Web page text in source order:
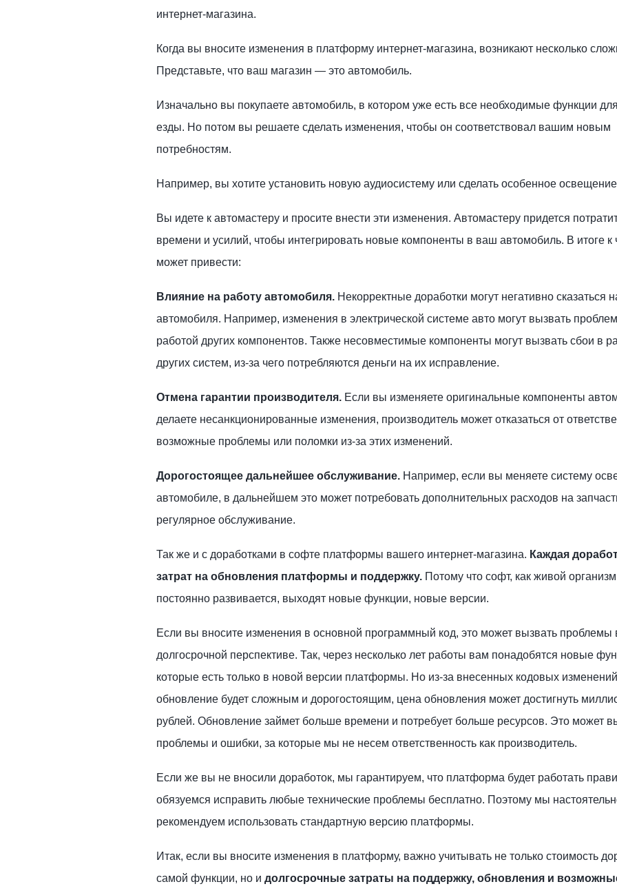
интернет-магазина.
Когда вы вносите изменения в платформу интернет-магазина, возникают несколько
Представьте, что ваш магазин — это автомобиль.
Изначально вы покупаете автомобиль, в котором уже есть все необходимые функции
езды. Но потом вы решаете сделать изменения, чтобы он соответствовал вашим новым
потребностям.
Например, вы хотите установить новую аудиосистему или сделать особенное
Вы идете к автомастеру и просите внести эти изменения. Автомастеру придется
времени и усилий, чтобы интегрировать новые компоненты в ваш автомобиль. В итоге к
может привести:
Влияние на работу автомобиля. Некорректные доработки могут негативно сказаться
автомобиля. Например, изменения в электрической системе авто могут вызвать
работой других компонентов. Также несовместимые компоненты могут вызвать сбои в
других систем, из-за чего потребляются деньги на их исправление.
Отмена гарантии производителя. Если вы изменяете оригинальные компоненты
делаете несанкционированные изменения, производитель может отказаться от
возможные проблемы или поломки из-за этих изменений.
Дорогостоящее дальнейшее обслуживание. Например, если вы меняете систему
автомобиле, в дальнейшем это может потребовать дополнительных расходов на
регулярное обслуживание.
Так же и с доработками в софте платформы вашего интернет-магазина. Каждая
затрат на обновления платформы и поддержку. Потому что софт, как живой
постоянно развивается, выходят новые функции, новые версии.
Если вы вносите изменения в основной программный код, это может вызвать проблемы
долгосрочной перспективе. Так, через несколько лет работы вам понадобятся новые
которые есть только в новой версии платформы. Но из-за внесенных кодовых
обновление будет сложным и дорогостоящим, цена обновления может достигнуть
рублей. Обновление займет больше времени и потребует больше ресурсов. Это может
проблемы и ошибки, за которые мы не несем ответственность как производитель.
Если же вы не вносили доработок, мы гарантируем, что платформа будет работать
обязуемся исправить любые технические проблемы бесплатно. Поэтому мы
рекомендуем использовать стандартную версию платформы.
Итак, если вы вносите изменения в платформу, важно учитывать не только стоимость
самой функции, но и долгосрочные затраты на поддержку, обновления и